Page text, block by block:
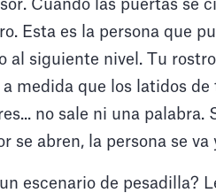
Cuando las puertas se
Esta es la persona que
al siguiente nivel. Tu
medida que los latidos
no sale ni una
se abren, la persona se
escenario de pesadilla?